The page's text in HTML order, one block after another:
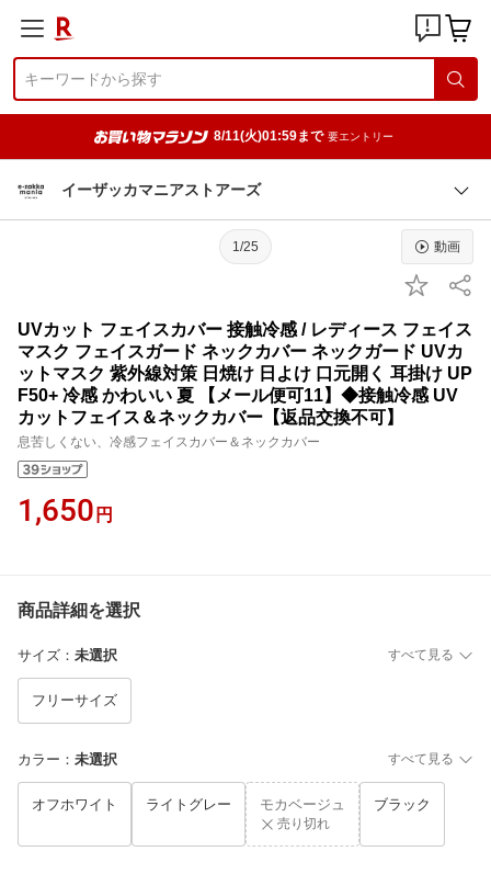
8/11(火)01:59まで 要エントリー
イーザッカマニアストアーズ
1/25 動画
UVカット フェイスカバー 接触冷感 / レディース フェイス
マスク フェイスガード ネックカバー ネックガード UVカ
ットマスク 紫外線対策 日焼け 日よけ 口元開く 耳掛け UP
F50+ 冷感 かわいい 夏 【メール便可11】◆接触冷感 UV
カットフェイス＆ネックカバー【返品交換不可】
息苦しくない、冷感フェイスカバー＆ネックカバー
1,650 円
商品詳細を選択
サイズ ： 未選択 すべて見る
フリーサイズ
カラー ： 未選択 すべて見る
オフホワイト ライトグレー モカベージュ
売り切れ
ブラック